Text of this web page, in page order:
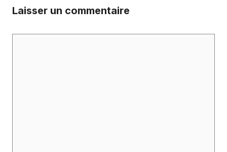
Laisser un commentaire